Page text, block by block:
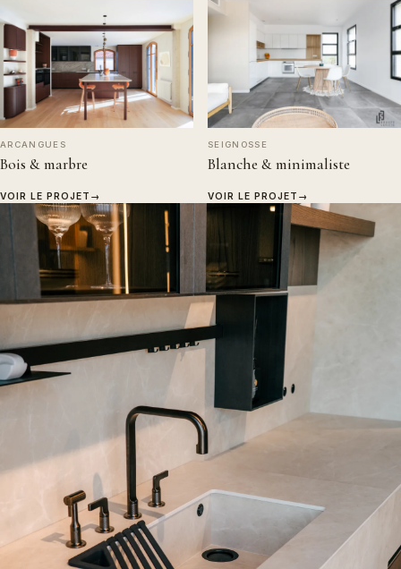
ARCANGUES
Bois & marbre
VOIR LE PROJET →
SEIGNOSSE
Blanche & minimaliste
VOIR LE PROJET →